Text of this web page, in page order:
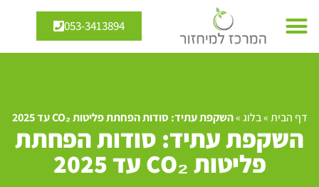
053-3413894
דף הבית»בלוג»השקפת עתיד: סודות הפחתת פליטות CO₂ עד 2025
השקפת עתיד: סודות הפחתת
פליטות CO₂ עד 2025